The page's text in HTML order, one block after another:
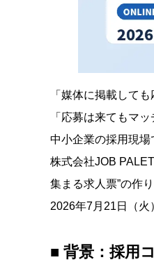
「媒体に掲載して
「応募は来てもマ
中小企業の採用現場
株式会社JOB
集まる求人票”の作
2026年7月21日（火
■ 背景：採用